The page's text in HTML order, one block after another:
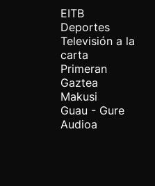
EITB
Deportes
Televisión a la
carta
Primeran
Gaztea
Makusi
Guau - Gure
Audioa